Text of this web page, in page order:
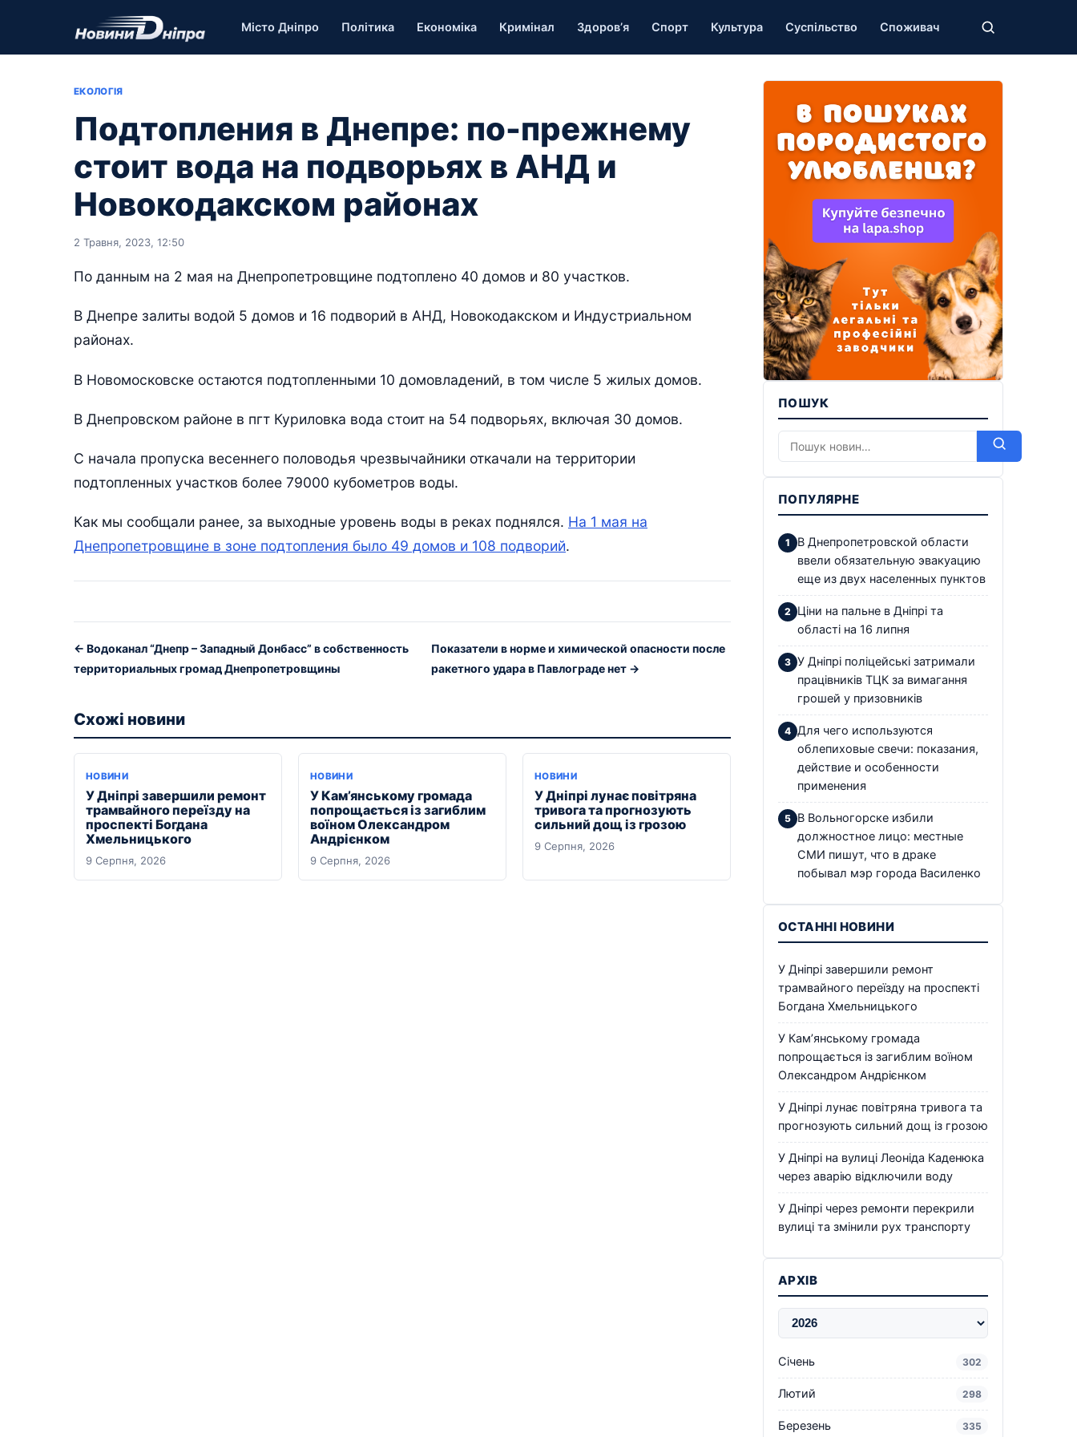
Місто Дніпро Політика Економіка Кримінал Здоров’я Спорт Культура Суспільство Споживач
ЕКОЛОГІЯ
Подтопления в Днепре: по-прежнему
стоит вода на подворьях в АНД и
Новокодакском районах
2 Травня, 2023, 12:50
По данным на 2 мая на Днепропетровщине подтоплено 40 домов и 80 участков.
В Днепре залиты водой 5 домов и 16 подворий в АНД, Новокодакском и Индустриальном
районах.
В Новомосковске остаются подтопленными 10 домовладений, в том числе 5 жилых домов.
В Днепровском районе в пгт Куриловка вода стоит на 54 подворьях, включая 30 домов.
С начала пропуска весеннего половодья чрезвычайники откачали на территории
подтопленных участков более 79000 кубометров воды.
Как мы сообщали ранее, за выходные уровень воды в реках поднялся. На 1 мая на
Днепропетровщине в зоне подтопления было 49 домов и 108 подворий.
← Водоканал “Днепр – Западный Донбасс” в собственность
территориальных громад Днепропетровщины
Показатели в норме и химической опасности после
ракетного удара в Павлограде нет →
Схожі новини
НОВИНИ
У Дніпрі завершили ремонт
трамвайного переїзду на
проспекті Богдана
Хмельницького
9 Серпня, 2026
НОВИНИ
У Кам’янському громада
попрощається із загиблим
воїном Олександром
Андрієнком
9 Серпня, 2026
НОВИНИ
У Дніпрі лунає повітряна
тривога та прогнозують
сильний дощ із грозою
9 Серпня, 2026
ПОШУК
ПОПУЛЯРНЕ
В Днепропетровской области
ввели обязательную эвакуацию
еще из двух населенных пунктов
Ціни на пальне в Дніпрі та
області на 16 липня
У Дніпрі поліцейські затримали
працівників ТЦК за вимагання
грошей у призовників
Для чего используются
облепиховые свечи: показания,
действие и особенности
применения
В Вольногорске избили
должностное лицо: местные
СМИ пишут, что в драке
побывал мэр города Василенко
ОСТАННІ НОВИНИ
У Дніпрі завершили ремонт
трамвайного переїзду на проспекті
Богдана Хмельницького
У Кам’янському громада
попрощається із загиблим воїном
Олександром Андрієнком
У Дніпрі лунає повітряна тривога та
прогнозують сильний дощ із грозою
У Дніпрі на вулиці Леоніда Каденюка
через аварію відключили воду
У Дніпрі через ремонти перекрили
вулиці та змінили рух транспорту
АРХІВ
Січень 302
Лютий 298
Березень 335